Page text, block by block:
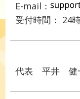
E-mail：
受付時間： 24
代表 平井 健